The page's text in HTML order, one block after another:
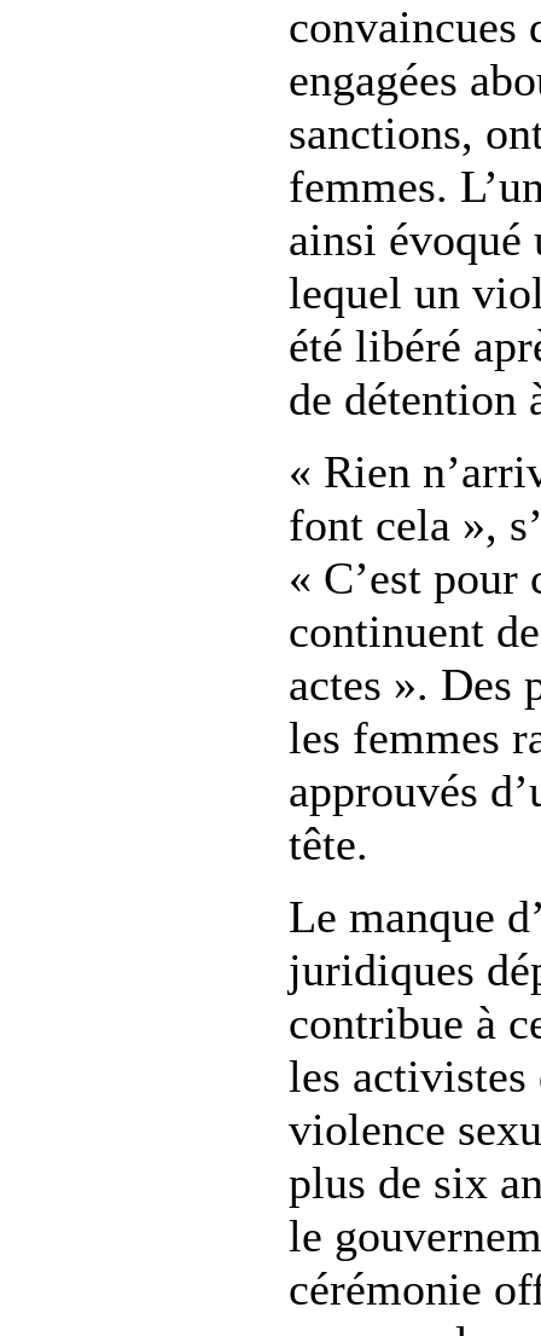
convaincues
engagées
sanctions,
femmes.
ainsi évoqué
lequel un
été libéré
de détention
« Rien
font cela »,
« C’est pour
continuent
actes ». Des
les femmes
approuvés
tête.
Le manque
juridiques
contribue à
les
violence
plus de six
le
cérémonie